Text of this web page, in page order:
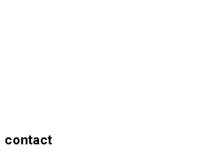
contact